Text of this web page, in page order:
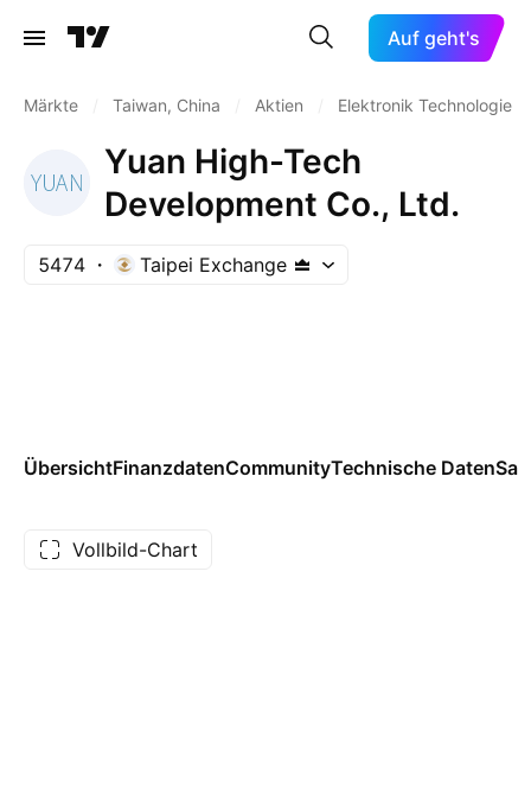
Auf geht's
Märkte Taiwan, China Aktien Elektronik Technologie
Yuan High-Tech
Development Co., Ltd.
5474 Taipei Exchange
ÜbersichtFinanzdatenCommunityTechnische Daten
Vollbild-Chart